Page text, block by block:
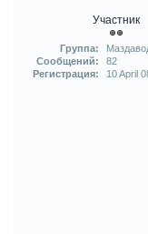
Участник
Группа:
Сообщений:
82
Регистрация:
10 April